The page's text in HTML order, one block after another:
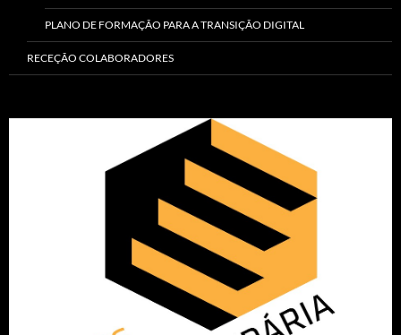
PLANO DE FORMAÇÃO PARA A TRANSIÇÃO DIGITAL
RECEÇÃO COLABORADORES